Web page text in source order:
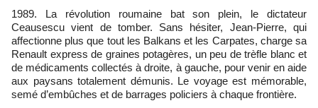
1989. La révolution roumaine bat son plein, le dictateur
Ceausescu vient de tomber. Sans hésiter, Jean-Pierre, qui
affectionne plus que tout les Balkans et les Carpates, charge sa
Renault express de graines potagères, un peu de trèfle blanc et
de médicaments collectés à droite, à gauche, pour venir en aide
aux paysans totalement démunis. Le voyage est mémorable,
semé d’embûches et de barrages policiers à chaque frontière.